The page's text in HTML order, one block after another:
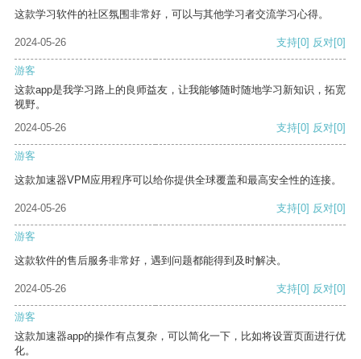
这款学习软件的社区氛围非常好，可以与其他学习者交流学习心得。
2024-05-26 支持[0] 反对[0]
游客
这款app是我学习路上的良师益友，让我能够随时随地学习新知识，拓宽
视野。
2024-05-26
支持[0] 反对[0]
游客
这款加速器VPM应用程序可以给你提供全球覆盖和最高安全性的连接。
2024-05-26 支持[0] 反对[0]
游客
这款软件的售后服务非常好，遇到问题都能得到及时解决。
2024-05-26 支持[0] 反对[0]
游客
这款加速器app的操作有点复杂，可以简化一下，比如将设置页面进行优
化。